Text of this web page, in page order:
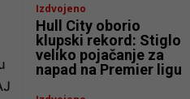
Izdvojeno
Hull City oborio
klupski rekord: Stiglo
veliko pojačanje za
napad na Premier ligu